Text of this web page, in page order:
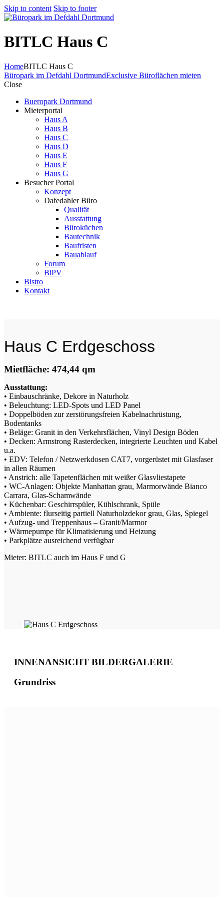
Skip to content Skip to footer
BITLC Haus C
HomeBITLC Haus C
Büropark im Defdahl DortmundExclusive Büroflächen mieten
Close
Bueropark Dortmund
Mieterportal
Haus A
Haus B
Haus C
Haus D
Haus E
Haus F
Haus G
Besucher Portal
Konzept
Dafedahler Büro
Qualität
Ausstattung
Büroküchen
Bautechnik
Baufristen
Bauablauf
Forum
BiPV
Bistro
Kontakt
Haus C Erdgeschoss
Mietfläche: 474,44 qm
Ausstattung:
• Einbauschränke, Dekore in Naturholz
• Beleuchtung: LED-Spots und LED Panel
• Doppelböden zur zerstörungsfreien Kabelnachrüstung,
Bodentanks
• Beläge: Granit in den Verkehrsflächen, Vinyl Design Böden
• Decken: Armstrong Rasterdecken, integrierte Leuchten und Kabel
u.a.
• EDV: Telefon / Netzwerkdosen CAT7, vorgerüstet mit Glasfaser
in allen Räumen
• Anstrich: alle Tapetenflächen mit weißer Glasvliestapete
• WC-Anlagen: Objekte Manhattan grau, Marmorwände Bianco
Carrara, Glas-Schamwände
• Küchenbar: Geschirrspüler, Kühlschrank, Spüle
• Ambiente: flurseitig partiell Naturholzdekor grau, Glas, Spiegel
• Aufzug- und Treppenhaus – Granit/Marmor
• Wärmepumpe für Klimatisierung und Heizung
• Parkplätze ausreichend verfügbar
Mieter: BITLC auch im Haus F und G
INNENANSICHT BILDERGALERIE
Grundriss